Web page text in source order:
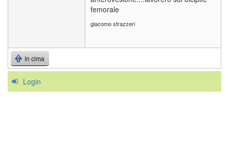
femorale
giacomo strazzeri
In cima
Login